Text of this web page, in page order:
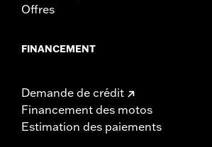
Offres
FINANCEMENT
Demande de crédit
Financement des motos
Estimation des paiements